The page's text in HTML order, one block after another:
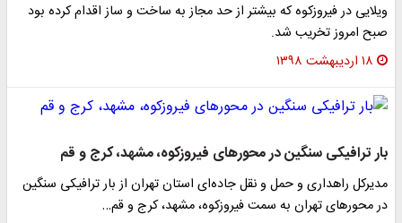
ویلایی در فیروزکوه که بیشتر از حد مجاز به ساخت و ساز اقدام کرده بود
صبح امروز تخریب شد.
۱۸ اردیبهشت ۱۳۹۸
بار ترافیکی سنگین در محور‌های فیروزکوه، مشهد، کرج و قم
مدیرکل راهداری و حمل و نقل جاده‌ای استان تهران از بار ترافیکی سنگین
در محور‌های تهران به سمت فیروزکوه، مشهد، کرج و قم…